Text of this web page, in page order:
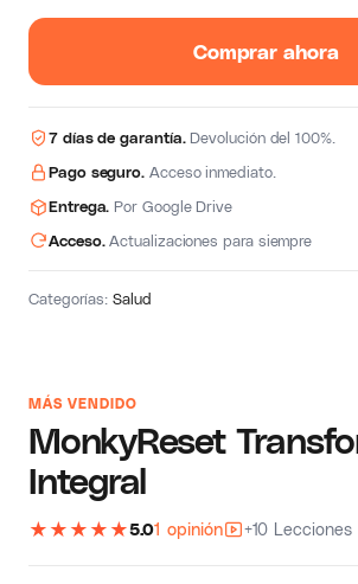
MÁS VENDIDO
MonkyReset
Integral
★ ★ ★ ★ ★5.01 opinión +10 Lecciones
Comprar ahora
7 días de garantía.Devolución del 100%.
Pago seguro. Acceso inmediato.
Entrega. Por Google Drive
Acceso.Actualizaciones para siempre
Categorías:Salud